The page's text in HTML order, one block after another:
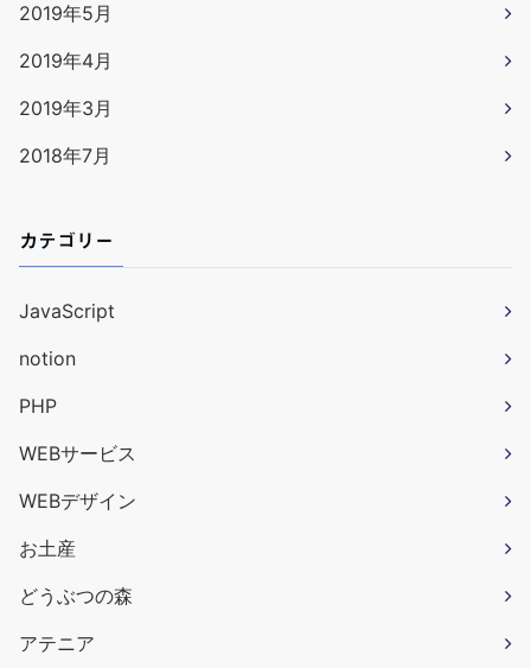
2019年5月
2019年4月
2019年3月
2018年7月
カテゴリー
JavaScript
notion
PHP
WEBサービス
WEBデザイン
お土産
どうぶつの森
アテニア